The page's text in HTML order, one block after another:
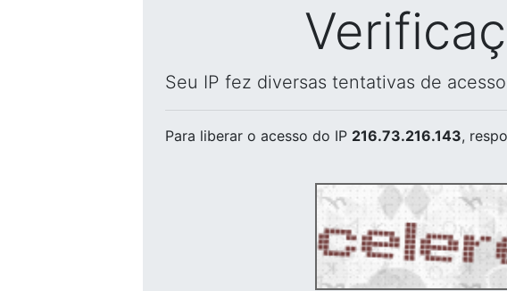
Seu IP fez diversas tentativas de
Para liberar o acesso do IP 216.73.216.143,